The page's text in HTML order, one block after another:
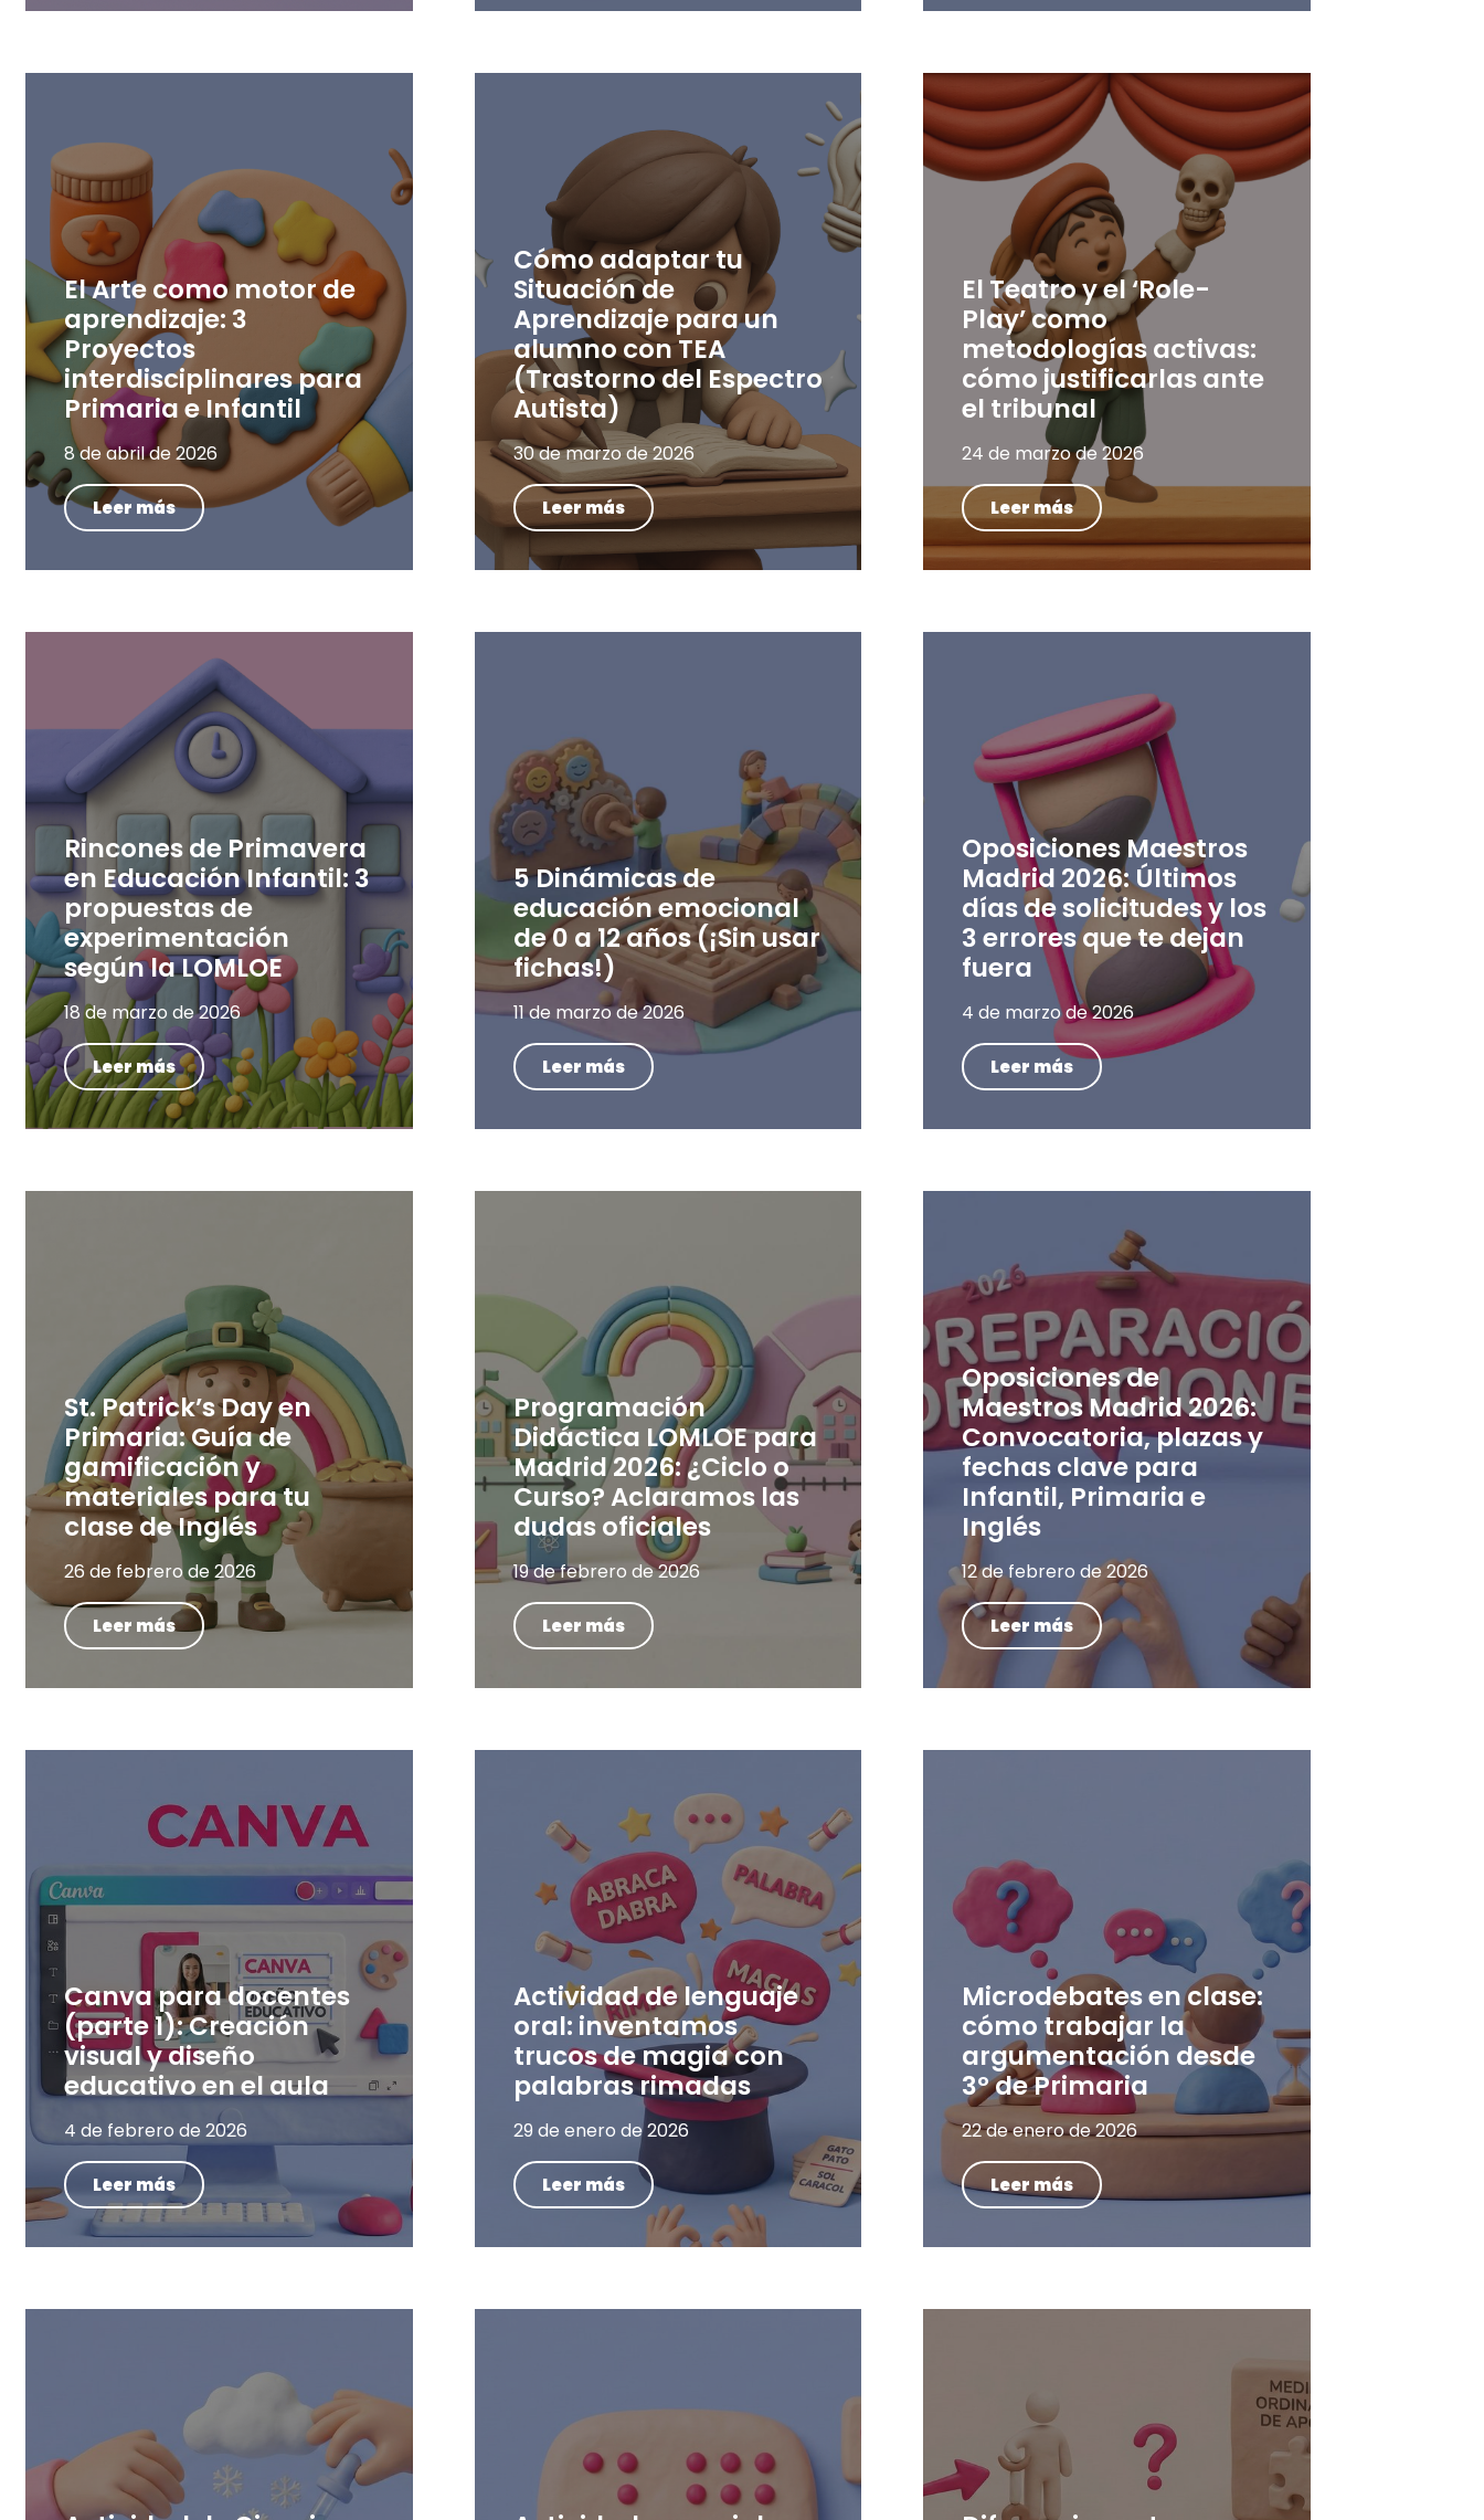
El Arte como motor de
aprendizaje: 3
Proyectos
interdisciplinares para
Primaria e Infantil
8 de abril de 2026
Leer más
Cómo adaptar tu
Situación de
Aprendizaje para un
alumno con TEA
(Trastorno del Espectro
Autista)
30 de marzo de 2026
Leer más
El Teatro y el ‘Role-
Play’ como
metodologías activas:
cómo justificarlas ante
el tribunal
24 de marzo de 2026
Leer más
Rincones de Primavera
en Educación Infantil: 3
propuestas de
experimentación
según la LOMLOE
18 de marzo de 2026
Leer más
5 Dinámicas de
educación emocional
de 0 a 12 años (¡Sin usar
fichas!)
11 de marzo de 2026
Leer más
Oposiciones Maestros
Madrid 2026: Últimos
días de solicitudes y los
3 errores que te dejan
fuera
4 de marzo de 2026
Leer más
St. Patrick’s Day en
Primaria: Guía de
gamificación y
materiales para tu
clase de Inglés
26 de febrero de 2026
Leer más
Programación
Didáctica LOMLOE para
Madrid 2026: ¿Ciclo o
Curso? Aclaramos las
dudas oficiales
19 de febrero de 2026
Leer más
Oposiciones de
Maestros Madrid 2026:
Convocatoria, plazas y
fechas clave para
Infantil, Primaria e
Inglés
12 de febrero de 2026
Leer más
Canva para docentes
(parte 1): Creación
visual y diseño
educativo en el aula
4 de febrero de 2026
Leer más
Actividad de lenguaje
oral: inventamos
trucos de magia con
palabras rimadas
29 de enero de 2026
Leer más
Microdebates en clase:
cómo trabajar la
argumentación desde
3º de Primaria
22 de enero de 2026
Leer más